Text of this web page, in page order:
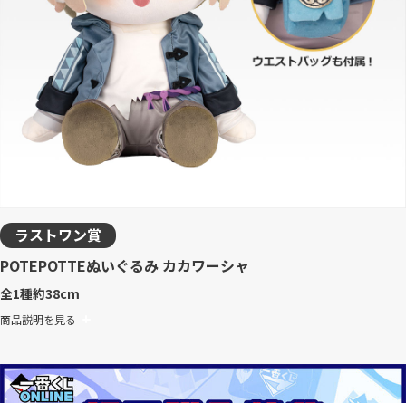
ラストワン賞
POTEPOTTEぬいぐるみ カカワーシャ
全1種約38cm
商品説明を見る